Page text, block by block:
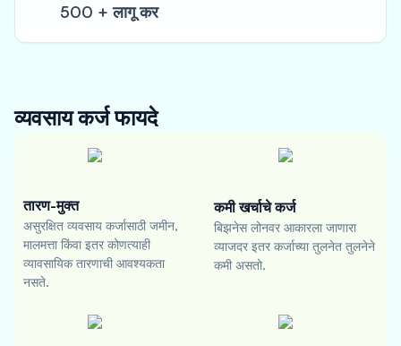
500 + लागू कर
व्यवसाय कर्जफायदे
तारण-मुक्त
असुरक्षित व्यवसाय कर्जासाठी जमीन,
मालमत्ता किंवा इतर कोणत्याही
व्यावसायिक तारणाची आवश्यकता
नसते.
कमी खर्चाचे कर्ज
बिझनेस लोनवर आकारला जाणारा
व्याजदर इतर कर्जाच्या तुलनेत तुलनेने
कमी असतो.